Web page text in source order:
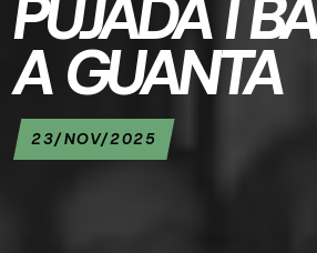
PUJADA I
A GUANTA
23/NOV/2025